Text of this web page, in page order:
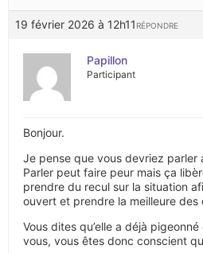
19 février 2026 à 12h11 RÉPONDRE
Papillon
Participant
Bonjour.
Je pense que vous devriez parler
Parler peut faire peur mais ça
prendre du recul sur la situation
ouvert et prendre la meilleure des
Vous dites qu’elle a déjà
vous, vous êtes donc conscient